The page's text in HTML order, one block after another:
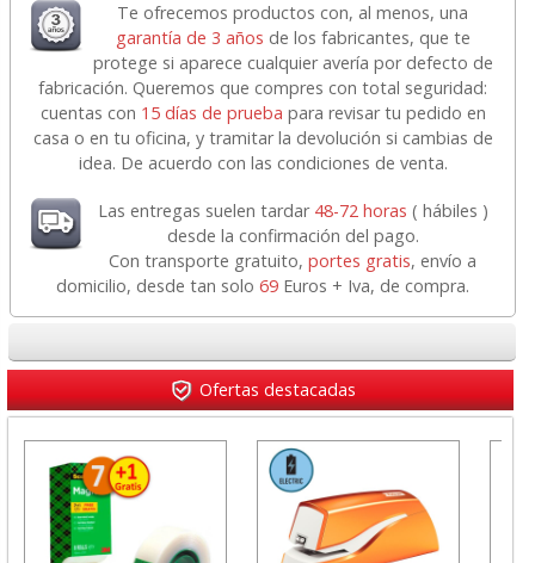
Te ofrecemos productos con, al menos, una
garantía de 3 años de los fabricantes, que te
protege si aparece cualquier avería por defecto de
fabricación. Queremos que compres con total seguridad:
cuentas con 15 días de prueba para revisar tu pedido en
casa o en tu oficina, y tramitar la devolución si cambias de
idea. De acuerdo con las condiciones de venta.
Las entregas suelen tardar 48-72 horas ( hábiles )
desde la confirmación del pago.
Con transporte gratuito,portes gratis, envío a
domicilio, desde tan solo69 Euros + Iva, de compra.
Ofertas destacadas